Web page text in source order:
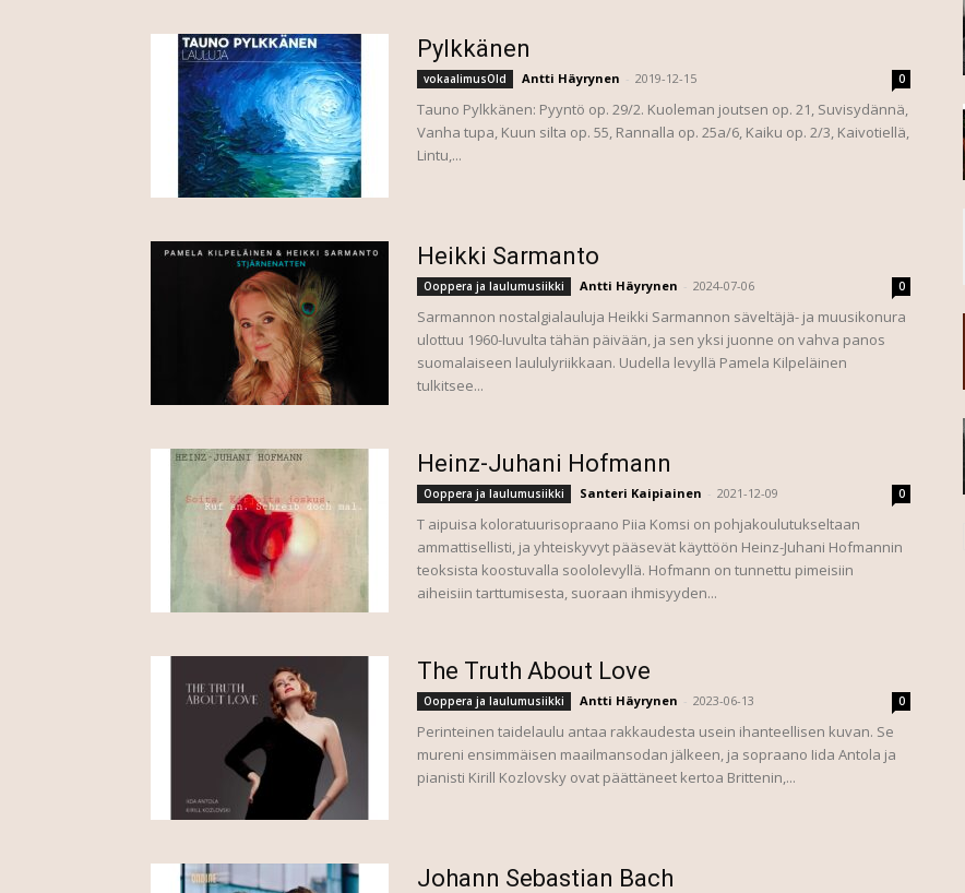
Pylkkänen
vokaalimusOld Antti Häyrynen - 2019-12-15 0
Tauno Pylkkänen: Pyyntö op. 29/2. Kuoleman joutsen op. 21, Suvisydännä,
Vanha tupa, Kuun silta op. 55, Rannalla op. 25a/6, Kaiku op. 2/3, Kaivotiellä,
Lintu,...
Heikki Sarmanto
Ooppera ja laulumusiikki Antti Häyrynen - 2024-07-06 0
Sarmannon nostalgialauluja Heikki Sarmannon säveltäjä- ja muusikonura
ulottuu 1960-luvulta tähän päivään, ja sen yksi juonne on vahva panos
suomalaiseen laululyriikkaan. Uudella levyllä Pamela Kilpeläinen
tulkitsee...
Heinz-Juhani Hofmann
Ooppera ja laulumusiikki Santeri Kaipiainen - 2021-12-09 0
T aipuisa koloratuurisopraano Piia Komsi on pohjakoulutukseltaan
ammattisellisti, ja yhteiskyvyt pääsevät käyttöön Heinz-Juhani Hofmannin
teoksista koostuvalla soololevyllä. Hofmann on tunnettu pimeisiin
aiheisiin tarttumisesta, suoraan ihmisyyden...
The Truth About Love
Ooppera ja laulumusiikki Antti Häyrynen - 2023-06-13 0
Perinteinen taidelaulu antaa rakkaudesta usein ihanteellisen kuvan. Se
mureni ensimmäisen maailmansodan jälkeen, ja sopraano Iida Antola ja
pianisti Kirill Kozlovsky ovat päättäneet kertoa Brittenin,...
Johann Sebastian Bach